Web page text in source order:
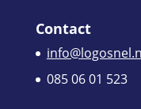
Contact
085 06 01 523